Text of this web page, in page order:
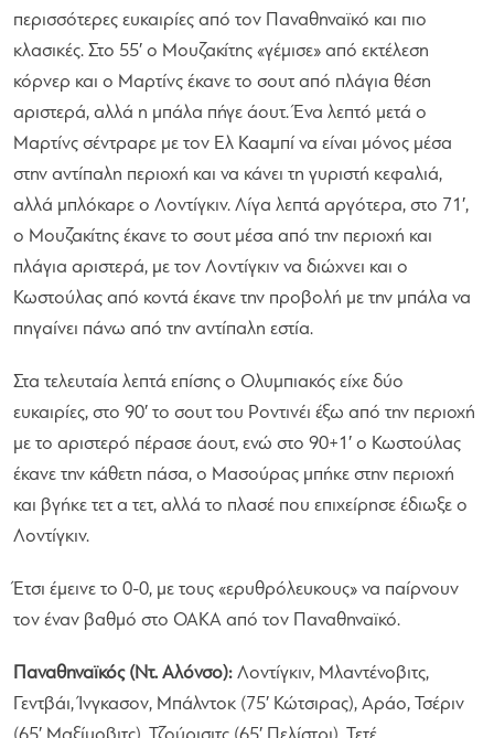
περισσότερες ευκαιρίες από τον Παναθηναϊκό και πιο
κλασικές. Στο 55′ ο Μουζακίτης «γέμισε» από εκτέλεση
κόρνερ και ο Μαρτίνς έκανε το σουτ από πλάγια θέση
αριστερά, αλλά η μπάλα πήγε άουτ. Ένα λεπτό μετά ο
Μαρτίνς σέντραρε με τον Ελ Κααμπί να είναι μόνος μέσα
στην αντίπαλη περιοχή και να κάνει τη γυριστή κεφαλιά,
αλλά μπλόκαρε ο Λοντίγκιν. Λίγα λεπτά αργότερα, στο 71′,
ο Μουζακίτης έκανε το σουτ μέσα από την περιοχή και
πλάγια αριστερά, με τον Λοντίγκιν να διώχνει και ο
Κωστούλας από κοντά έκανε την προβολή με την μπάλα να
πηγαίνει πάνω από την αντίπαλη εστία.
Στα τελευταία λεπτά επίσης ο Ολυμπιακός είχε δύο
ευκαιρίες, στο 90′ το σουτ του Ροντινέι έξω από την περιοχή
με το αριστερό πέρασε άουτ, ενώ στο 90+1′ ο Κωστούλας
έκανε την κάθετη πάσα, ο Μασούρας μπήκε στην περιοχή
και βγήκε τετ α τετ, αλλά το πλασέ που επιχείρησε έδιωξε ο
Λοντίγκιν.
Έτσι έμεινε το 0-0, με τους «ερυθρόλευκους» να παίρνουν
τον έναν βαθμό στο ΟΑΚΑ από τον Παναθηναϊκό.
Παναθηναϊκός (Ντ. Αλόνσο): Λοντίγκιν, Μλαντένοβιτς,
Γεντβάι, Ίνγκασον, Μπάλντοκ (75′ Κώτσιρας), Αράο, Τσέριν